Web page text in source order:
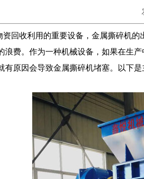
回收利用的重要设备，金属撕碎机
浪费。作为一种机械设备，如果在生
有原因会导致金属撕碎机堵塞。以下是